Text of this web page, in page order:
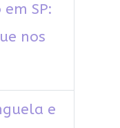
SP:
nos
e